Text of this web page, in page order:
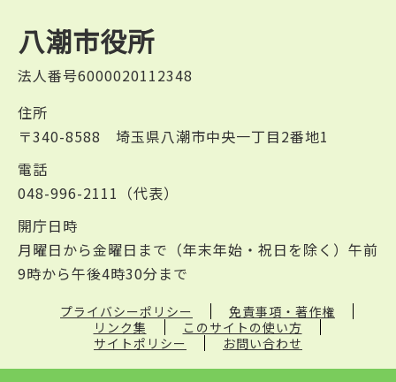
八潮市役所
法人番号6000020112348
住所
〒340-8588 埼玉県八潮市中央一丁目2番地1
電話
048-996-2111（代表）
開庁日時
月曜日から金曜日まで（年末年始・祝日を除く）午前
9時から午後4時30分まで
プライバシーポリシー
免責事項・著作権
リンク集
このサイトの使い方
サイトポリシー
お問い合わせ